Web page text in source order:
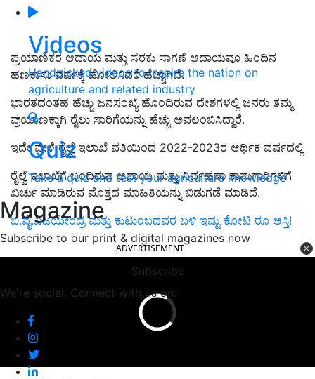
Videos
Handpicked videos to inspire the nation on
agriculture and related industry
Quiz
Take a quiz and test your agriculture knowledge
Magazine
Subscribe to our print & digital magazines now
Subscribe
We're social. Connect with us on:
ಪ್ರಯಾಣಿಕರ ಆದಾಯ ಮತ್ತು ಸರಕು ಸಾಗಣೆ ಆದಾಯವೂ ಹಿಂದಿನ
ಹಣಕಾಸು ವರ್ಷಕ್ಕೆ ಹೋಲಿಸಿದರೆ ಹೆಚ್ಚಾಗಿದೆ.
ಭಾರತದಂತಹ ಹೆಚ್ಚು ಜನಸಂಖ್ಯೆ ಹೊಂದಿರುವ ದೇಶಗಳಲ್ಲಿ ಜನರು ತಮ್ಮ
ಪ್ರಯಾಣಕ್ಕಾಗಿ ರೈಲು ಸಾರಿಗೆಯನ್ನು ಹೆಚ್ಚು ಅವಲಂಬಿಸಿದ್ದಾರೆ.
ಇದೇ ವೇಳೆ ರೈಲ್ವೆ ಇಲಾಖೆ ವತಿಯಿಂದ 2022-2023ರ ಆರ್ಥಿಕ ವರ್ಷದಲ್ಲಿ
ರೈಲ್ವೆ ಇಲಾಖೆಗೆ ಬಂದಿರುವ ಆದಾಯ ಮತ್ತು ನಿರ್ವಹಣಾ ಕಾಮಗಾರಿಗಳಿಗೆ
ಖರ್ಚು ಮಾಡಿರುವ ಮೊತ್ತದ ಮಾಹಿತಿಯನ್ನು ಬಿಡುಗಡೆ ಮಾಡಿದೆ.
ಬಿ.ವೈ.ವಿಜಯೇಂದ್ರ ಮತ್ತು ಕುಟುಂಬದವರ ಬಳಿ ಇಷ್ಟು ಕೋಟಿ ರೂ ಆಸ್ತಿ!
ADVERTISEMENT